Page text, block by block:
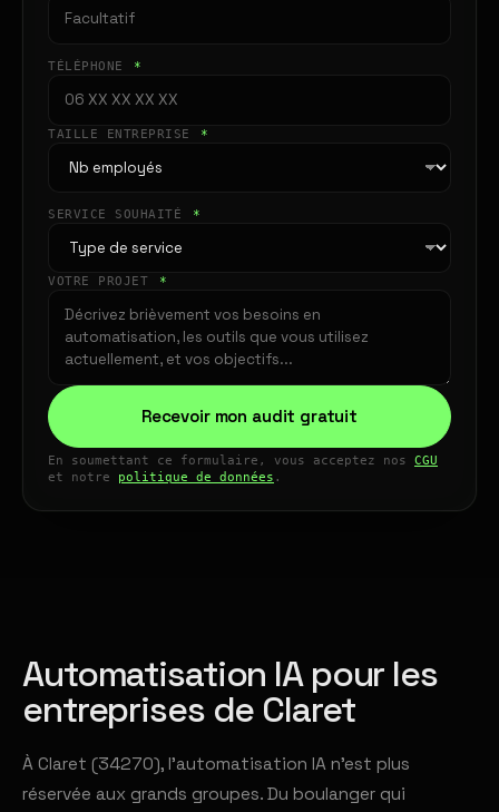
TÉLÉPHONE *
TAILLE ENTREPRISE *
SERVICE SOUHAITÉ *
VOTRE PROJET *
Recevoir mon audit gratuit
En soumettant ce formulaire, vous acceptez nos CGU
et notre politique de données .
Automatisation IA pour les
entreprises de Claret
À Claret (34270), l'automatisation IA n'est plus
réservée aux grands groupes. Du boulanger qui